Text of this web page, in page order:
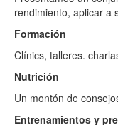
rendimiento, aplicar a
Formación
Clínics, talleres.
Nutrición
Un montón de
Entrenamientos y